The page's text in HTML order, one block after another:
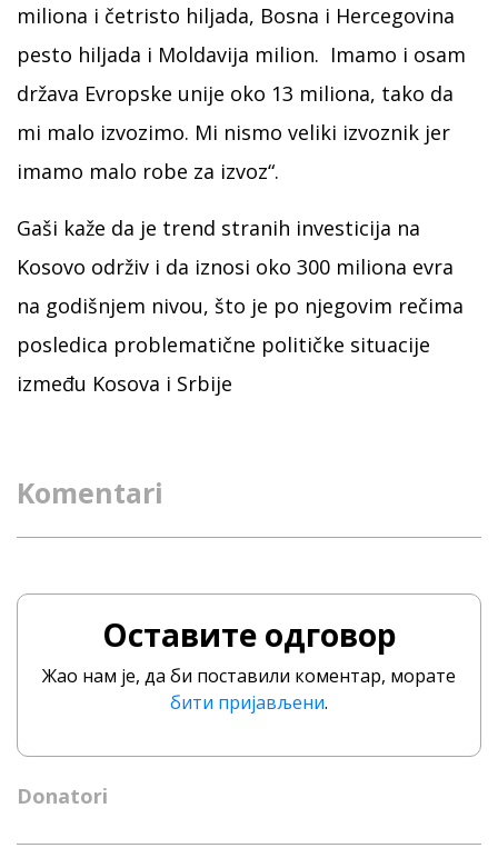
miliona i četristo hiljada, Bosna i Hercegovina
pesto hiljada i Moldavija milion. Imamo i osam
država Evropske unije oko 13 miliona, tako da
mi malo izvozimo. Mi nismo veliki izvoznik jer
imamo malo robe za izvoz“.
Gaši kaže da je trend stranih investicija na
Kosovo održiv i da iznosi oko 300 miliona evra
na godišnjem nivou, što je po njegovim rečima
posledica problematične političke situacije
između Kosova i Srbije
Komentari
Оставите одговор
Жао нам је, да би поставили коментар, морате
бити пријављени.
Donatori